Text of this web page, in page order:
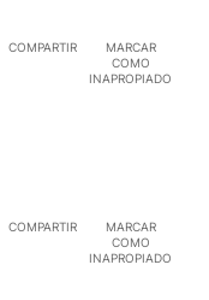
COMPARTIR
MARCAR
COMO
INAPROPIADO
COMPARTIR
MARCAR
COMO
INAPROPIADO